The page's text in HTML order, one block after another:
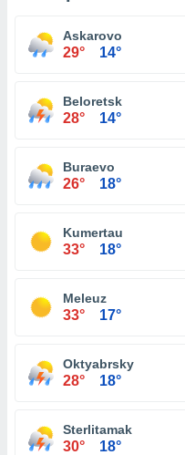
Askarovo
29° 14°
Beloretsk
28° 14°
Buraevo
26° 18°
Kumertau
33° 18°
Meleuz
33° 17°
Oktyabrsky
28° 18°
Sterlitamak
30° 18°